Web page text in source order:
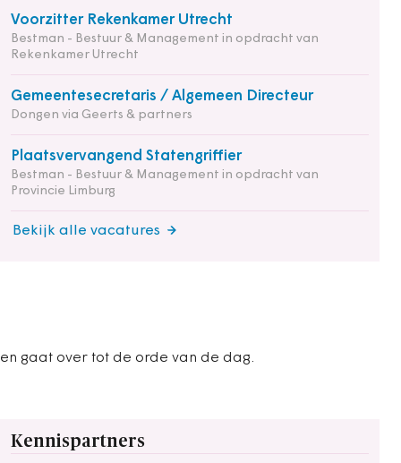
Voorzitter Rekenkamer Utrecht
Bestman - Bestuur & Management in opdracht van
Rekenkamer Utrecht
Gemeentesecretaris / Algemeen Directeur
Dongen via Geerts & partners
Plaatsvervangend Statengriffier
Bestman - Bestuur & Management in opdracht van
Provincie Limburg
Bekijk alle vacatures
en gaat over tot de orde van de dag.
Kennispartners